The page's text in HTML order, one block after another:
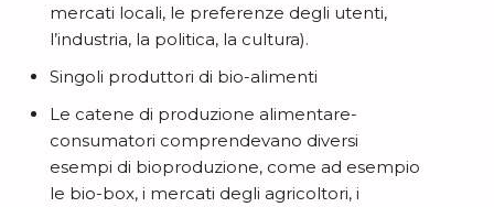
mercati locali, le preferenze degli utenti,
l’industria, la politica, la cultura).
Singoli produttori di bio-alimenti
Le catene di produzione alimentare-
consumatori comprendevano diversi
esempi di bioproduzione, come ad esempio
le bio-box, i mercati degli agricoltori, i